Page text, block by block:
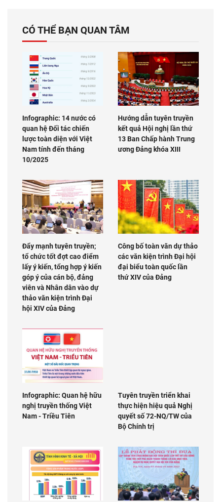
CÓ THỂ BẠN QUAN TÂM
Infographic: 14 nước có
quan hệ Đối tác chiến
lược toàn diện với Việt
Nam tính đến tháng
10/2025
Hướng dẫn tuyên truyền
kết quả Hội nghị lần thứ
13 Ban Chấp hành Trung
ương Đảng khóa XIII
Đẩy mạnh tuyên truyền;
tổ chức tốt đợt cao điểm
lấy ý kiến, tổng hợp ý kiến
góp ý của cán bộ, đảng
viên và Nhân dân vào dự
thảo văn kiện trình Đại
hội XIV của Đảng
Công bố toàn văn dự thảo
các văn kiện trình Đại hội
đại biểu toàn quốc lần
thứ XIV của Đảng
Infographic: Quan hệ hữu
nghị truyền thống Việt
Nam - Triều Tiên
Tuyên truyền triển khai
thực hiện hiệu quả Nghị
quyết số 72-NQ/TW của
Bộ Chính trị